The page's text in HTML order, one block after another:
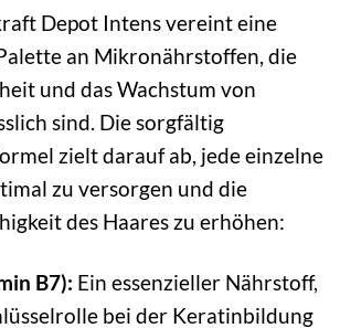
Depot Intens vereint eine
an Mikronährstoffen, die
und das Wachstum von
sind. Die sorgfältig
zielt darauf ab, jede einzelne
zu versorgen und die
des Haares zu erhöhen:
B7): Ein essenzieller Nährstoff,
bei der Keratinbildung